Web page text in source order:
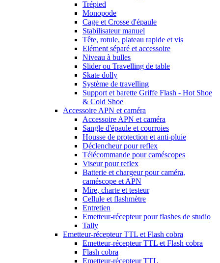
Trépied
Monopode
Cage et Crosse d'épaule
Stabilisateur manuel
Tête, rotule, plateau rapide et vis
Elément séparé et accessoire
Niveau à bulles
Slider ou Travelling de table
Skate dolly
Système de travelling
Support et barette Griffe Flash - Hot Shoe
& Cold Shoe
Accessoire APN et caméra
Accessoire APN et caméra
Sangle d'épaule et courroies
Housse de protection et anti-pluie
Déclencheur pour reflex
Télécommande pour caméscopes
Viseur pour reflex
Batterie et chargeur pour caméra,
caméscope et APN
Mire, charte et testeur
Cellule et flashmètre
Entretien
Emetteur-récepteur pour flashes de studio
Tally
Emetteur-récepteur TTL et Flash cobra
Emetteur-récepteur TTL et Flash cobra
Flash cobra
Emetteur-récepteur TTL